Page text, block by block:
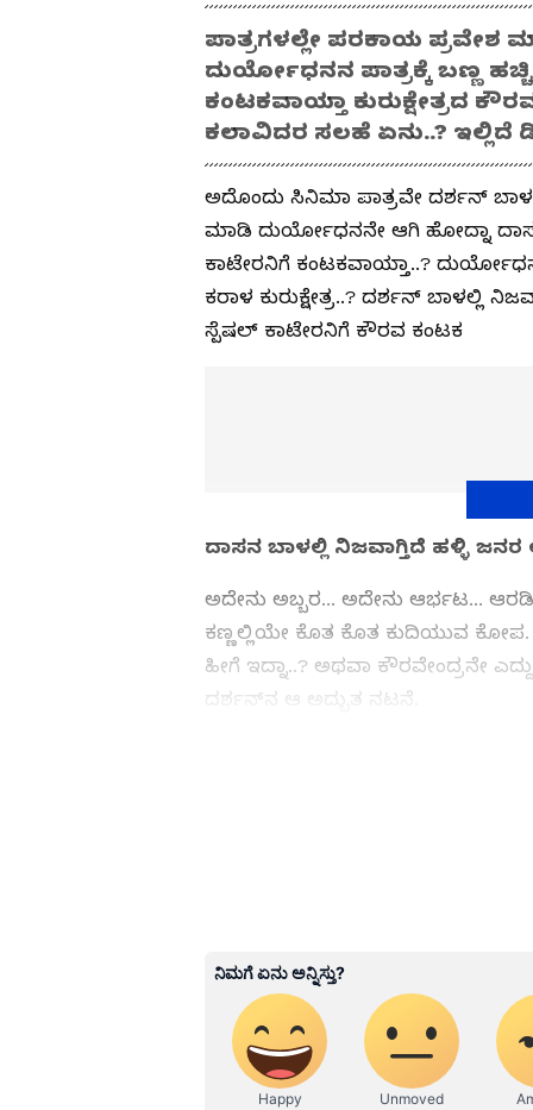
ಪಾತ್ರಗಳಲ್ಲೇ ಪರಕಾಯ ಪ್ರವೇಶ
ದುರ್ಯೋಧನನ ಪಾತ್ರಕ್ಕೆ ಬಣ್ಣ
ಕಂಟಕವಾಯ್ತಾ ಕುರುಕ್ಷೇತ್ರದ
ಕಲಾವಿದರ ಸಲಹೆ ಏನು..? ಇಲ್ಲಿದೆ
ಅದೊಂದು ಸಿನಿಮಾ ಪಾತ್ರವೇ ದರ್ಶನ್
ಮಾಡಿ ದುರ್ಯೋಧನನೇ ಆಗಿ ಹೋದ್ನಾ ದಾಸ..?
ಕಾಟೇರನಿಗೆ ಕಂಟಕವಾಯ್ತಾ..?
ಕರಾಳ ಕುರುಕ್ಷೇತ್ರ..? ದರ್ಶನ್ ಬಾಳಲ್ಲಿ
ಸ್ಪೆಷಲ್ ಕಾಟೇರನಿಗೆ ಕೌರವ ಕಂಟಕ
ದಾಸನ ಬಾಳಲ್ಲಿ ನಿಜವಾಗ್ತಿದೆ ಹಳ್ಳಿ
ಅದೇನು ಅಬ್ಬರ... ಅದೇನು ಆರ್ಭಟ...
ಕಣ್ಣಲ್ಲಿಯೇ ಕೊತ ಕೊತ ಕುದಿಯುವ
ಹೀಗೆ ಇದ್ನಾ..? ಅಥವಾ ಕೌರವೇಂದ್ರನೇ
ದರ್ಶನ್‌ನ ಆ ಅದ್ಭುತ ನಟನೆ.
ಇದನ್ನೂ ಓದಿ: ಕೃಷ್ಣ ಜನ್ಮ ಸ್ಥಾನ ಸೇರಿದ
ಆಗಿದ್ದ ಎಡವಟ್ಟು ಏನು?
ABOUT THE AUTHOR
SN Suvarna News